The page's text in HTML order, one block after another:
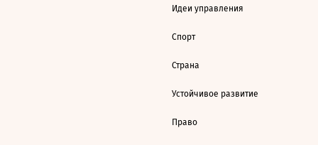
Идеи управления
Спорт
Страна
Устойчивое развитие
Право